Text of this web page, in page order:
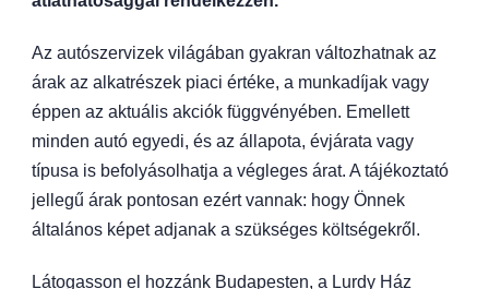
Az autószervizek világában gyakran változhatnak az
árak az alkatrészek piaci értéke, a munkadíjak vagy
éppen az aktuális akciók függvényében. Emellett
minden autó egyedi, és az állapota, évjárata vagy
típusa is befolyásolhatja a végleges árat. A tájékoztató
jellegű árak pontosan ezért vannak: hogy Önnek
általános képet adjanak a szükséges költségekről.
Látogasson el hozzánk Budapesten, a Lurdy Ház